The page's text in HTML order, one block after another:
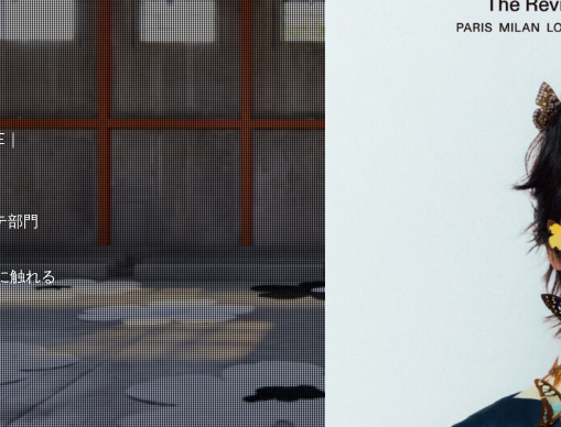
｜
部門
触れる